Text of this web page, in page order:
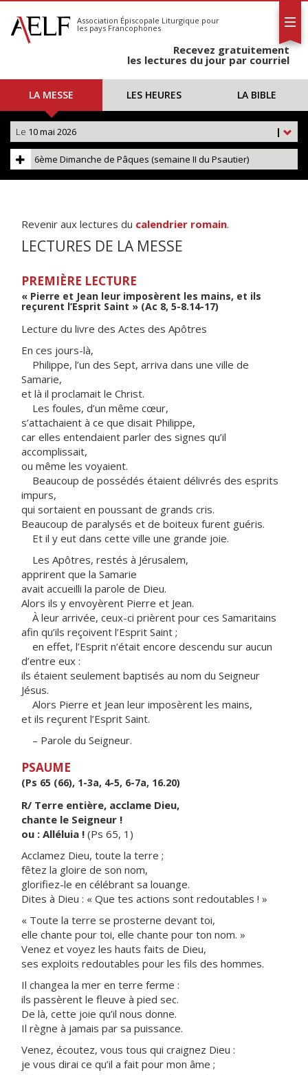
S'abonner
Calendrier
Association Épiscopale Liturgique pour
les pays Francophones
Recevez gratuitement
les lectures du jour par courriel
LA MESSE LES HEURES LA BIBLE
|
Le 10 mai 2026
6ème Dimanche de Pâques (semaine II du Psautier)
Revenir aux lectures du calendrier romain.
LECTURES DE LA MESSE
PREMIÈRE LECTURE
« Pierre et Jean leur imposèrent les mains, et ils
reçurent l’Esprit Saint » (Ac 8, 5-8.14-17)
Lecture du livre des Actes des Apôtres
En ces jours-là,
Philippe, l’un des Sept, arriva dans une ville de
Samarie,
et là il proclamait le Christ.
Les foules, d’un même cœur,
s’attachaient à ce que disait Philippe,
car elles entendaient parler des signes qu’il
accomplissait,
ou même les voyaient.
Beaucoup de possédés étaient délivrés des esprits
impurs,
qui sortaient en poussant de grands cris.
Beaucoup de paralysés et de boiteux furent guéris.
Et il y eut dans cette ville une grande joie.
Les Apôtres, restés à Jérusalem,
apprirent que la Samarie
avait accueilli la parole de Dieu.
Alors ils y envoyèrent Pierre et Jean.
À leur arrivée, ceux-ci prièrent pour ces Samaritains
afin qu’ils reçoivent l’Esprit Saint ;
en effet, l’Esprit n’était encore descendu sur aucun
d’entre eux :
ils étaient seulement baptisés au nom du Seigneur
Jésus.
Alors Pierre et Jean leur imposèrent les mains,
et ils reçurent l’Esprit Saint.
– Parole du Seigneur.
PSAUME
(Ps 65 (66), 1-3a, 4-5, 6-7a, 16.20)
R/ Terre entière, acclame Dieu,
chante le Seigneur !
ou : Alléluia ! (Ps 65, 1)
Acclamez Dieu, toute la terre ;
fêtez la gloire de son nom,
glorifiez-le en célébrant sa louange.
Dites à Dieu : « Que tes actions sont redoutables ! »
« Toute la terre se prosterne devant toi,
elle chante pour toi, elle chante pour ton nom. »
Venez et voyez les hauts faits de Dieu,
ses exploits redoutables pour les fils des hommes.
Il changea la mer en terre ferme :
ils passèrent le fleuve à pied sec.
De là, cette joie qu’il nous donne.
Il règne à jamais par sa puissance.
Venez, écoutez, vous tous qui craignez Dieu :
je vous dirai ce qu’il a fait pour mon âme ;